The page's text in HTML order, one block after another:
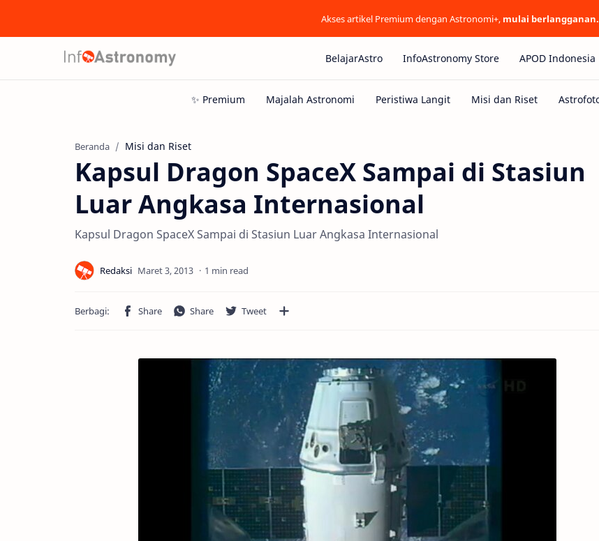
Akses artikel Premium dengan Astronomi+, mulai berlangganan.
BelajarAstro InfoAstronomy Store APOD Indonesia
Beranda Misi dan Riset
Kapsul Dragon SpaceX Sampai di Stasiun
Luar Angkasa Internasional
Kapsul Dragon SpaceX Sampai di Stasiun Luar Angkasa Internasional
1 min read